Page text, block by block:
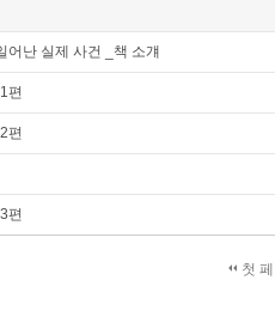
어난 실제 사건 _책 소걔
편
편
편
첫